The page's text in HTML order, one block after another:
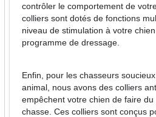
contrôler le comportement de
colliers sont dotés de fonctions
niveau de stimulation à votre
programme de dressage.
Enfin, pour les chasseurs
animal, nous avons des colliers
empêchent votre chien de faire
chasse. Ces colliers sont conçus